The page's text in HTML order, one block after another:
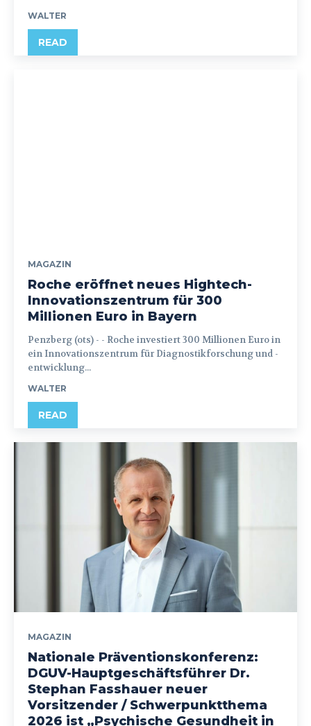
WALTER
READ
MAGAZIN
Roche eröffnet neues Hightech-
Innovationszentrum für 300
Millionen Euro in Bayern
Penzberg (ots) - - Roche investiert 300 Millionen Euro in
ein Innovationszentrum für Diagnostikforschung und -
entwicklung...
WALTER
READ
MAGAZIN
Nationale Präventionskonferenz:
DGUV-Hauptgeschäftsführer Dr.
Stephan Fasshauer neuer
Vorsitzender / Schwerpunktthema
2026 ist „Psychische Gesundheit in